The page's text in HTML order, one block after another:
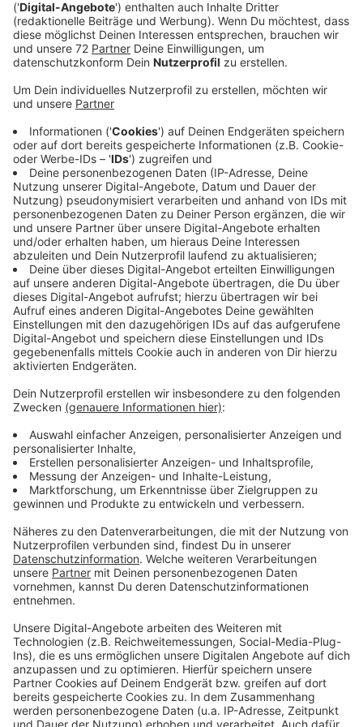
Seit zwei Wochen gilt im Kreis Coesfeld das
Kontaktverbot, um die Corona Pandemie
einzudämmen. Mitarbeiter der Ordnungsämter im Kreis
schieben dafür teilweise Überstunden, um das zu
kontrollieren Die Gemeinde Senden zieht heute eine
Bilanz, wie die Kontrollen bisher laufen. Das Ergebnis:
Daumen hoch. Zumindest im Großen und Ganzen! In
den vergangenen zwei Wochen hat das Ordnungsamt
in Senden 16 Mal eingreifen müssen und teilweise
auch Bußgelder verhängt. die liegen je nach Verstoß
zwischen 200 und saftigen 25.000 Euro. Einmal ging es
tatsächlich um eine Straftat, weil sich jemand nicht an
die Quarantäneauflagen gehalten hatte. An diesem
Wochenend sind Mitarbeiter der Ordnungsämter im
Kreis vor allem an den beliebten Treffpunkten
unterwegs.
In Dülmen ist das zum Beispiel der Merfelder Grillplatz,
in Lüdinghausen der Park zwischen den Burgen und in
Nordkirchen der Bikertreff. Der ist jjetzt abgeriegelt,
weil sich hier am vergangenen Wochenende eine
Gruppe Motorradfahrer getroffen hatte. Die Gemeinde
Senden und auch andere Ordnungsämter im Kreis
haben vor allem über die Osterfeiertage ein
besonderes Auge darauf, dass es keine geselligen
Treffen rund um Osterfeuer gibt - die sind in diesem
Jahr über die Feiertage Tabu.